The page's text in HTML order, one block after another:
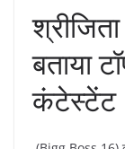
बताया
कंटेस्टेंट